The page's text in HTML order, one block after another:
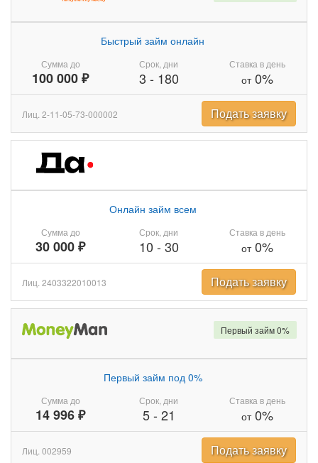
Сумма до
100 000 ₽
Быстрый займ онлайн
Срок, дни
3 - 180
Ставка в день
от0%
Лиц. 2-11-05-73-000002 Подать заявку
Сумма до
30 000 ₽
Онлайн займ всем
Срок, дни
10 - 30
Ставка в день
от0%
Лиц. 2403322010013 Подать заявку
Сумма до
14 996 ₽
Первый займ под 0%
Срок, дни
5- 21
Ставка в день
от0%
Первый займ 0%
Лиц. 002959 Подать заявку